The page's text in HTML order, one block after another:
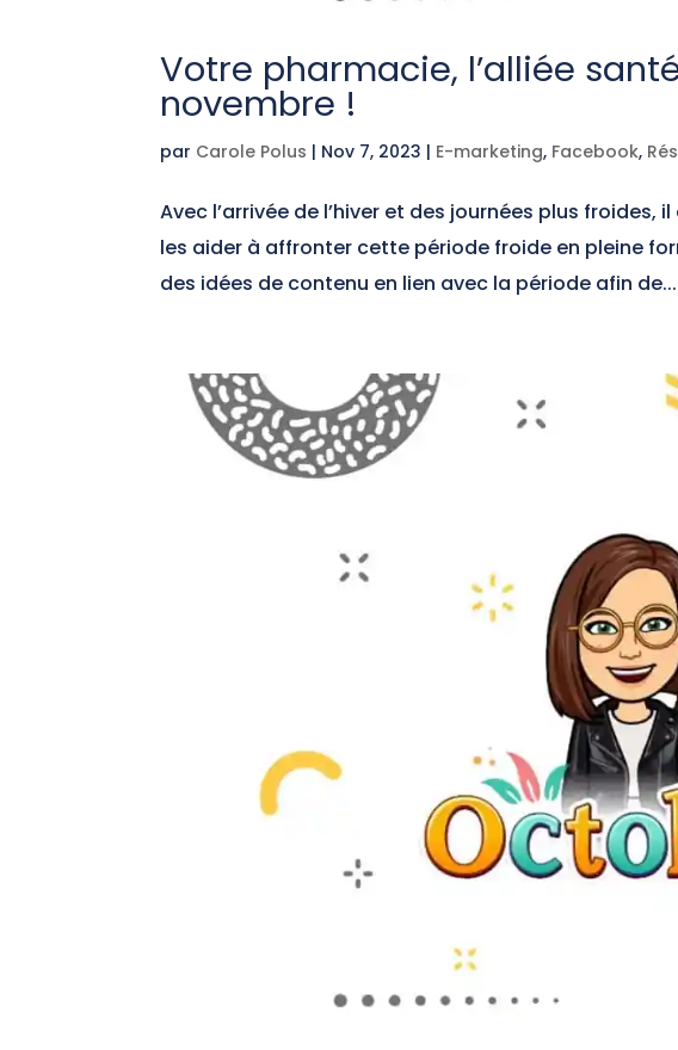
Votre pharmacie, l’alliée
novembre !
par Carole Polus | Nov 7, 2023 | E-marketing, Facebook,
Avec l’arrivée de l’hiver et des journées plus
les aider à affronter cette période froide en pleine
des idées de contenu en lien avec la période afin de...